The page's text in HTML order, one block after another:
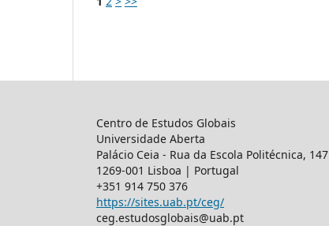
Centro de Estudos Globais
Universidade Aberta
Palácio Ceia - Rua da Escola Politécnica, 147
1269-001 Lisboa | Portugal
+351 914 750 376
https://sites.uab.pt/ceg/
ceg.estudosglobais@uab.pt